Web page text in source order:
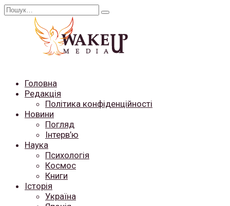
Перейти
Search
Головна
Редакція
Політика конфіденційності
Новини
Погляд
Інтерв’ю
Наука
Психологія
Космос
Книги
Історія
Україна